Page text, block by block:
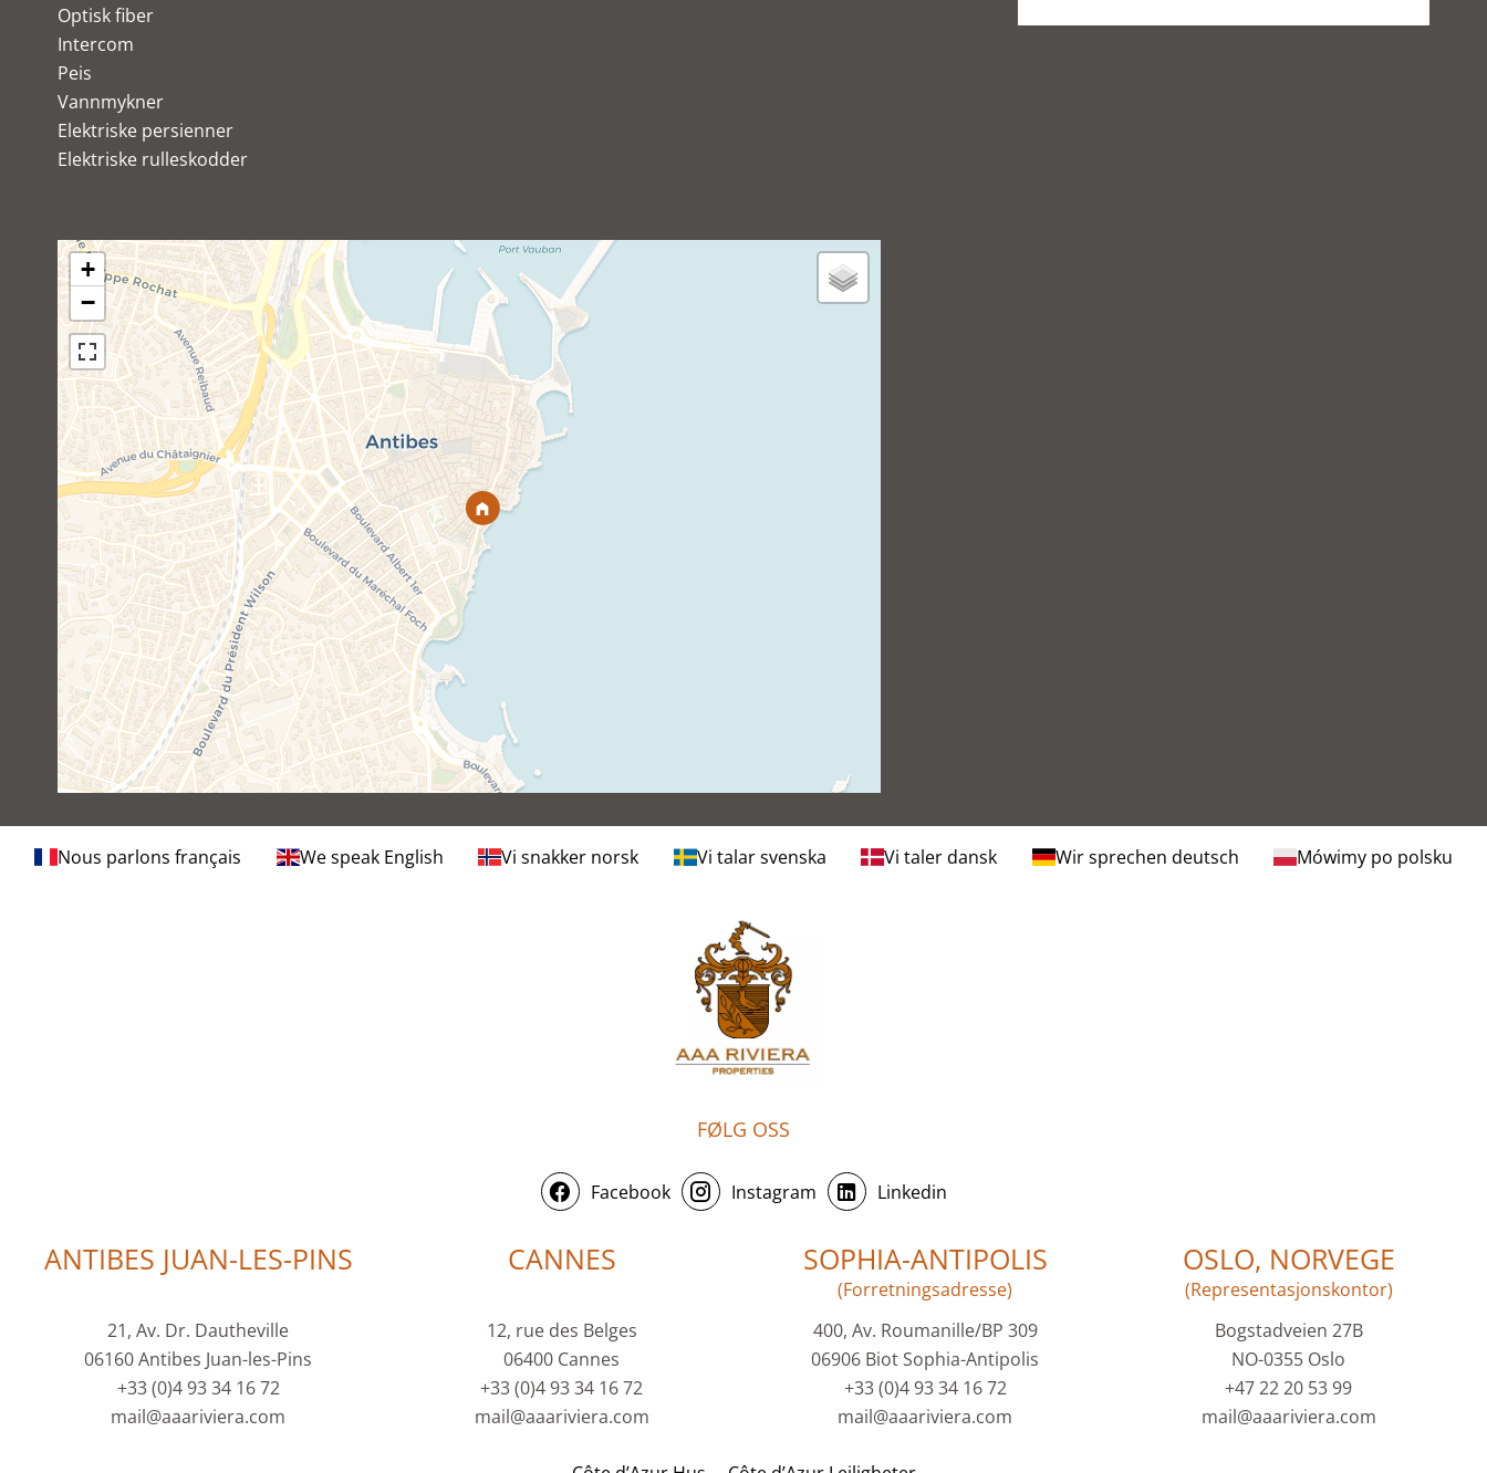
Optisk fiber
Intercom
Peis
Vannmykner
Elektriske persienner
Elektriske rulleskodder
+
−
Nous parlons français We speak English Vi snakker norsk Vi talar svenska Vi taler dansk Wir sprechen deutsch Mówimy po polsku
FØLG OSS
Facebook Instagram Linkedin
ANTIBES JUAN-LES-PINS
21, Av. Dr. Dautheville
06160 Antibes Juan-les-Pins
+33 (0)4 93 34 16 72
mail@aaariviera.com
CANNES
12, rue des Belges
06400 Cannes
+33 (0)4 93 34 16 72
mail@aaariviera.com
SOPHIA-ANTIPOLIS
(Forretningsadresse)
400, Av. Roumanille/BP 309
06906 Biot Sophia-Antipolis
+33 (0)4 93 34 16 72
mail@aaariviera.com
OSLO, NORVEGE
(Representasjonskontor)
Bogstadveien 27B
NO-0355 Oslo
+47 22 20 53 99
mail@aaariviera.com